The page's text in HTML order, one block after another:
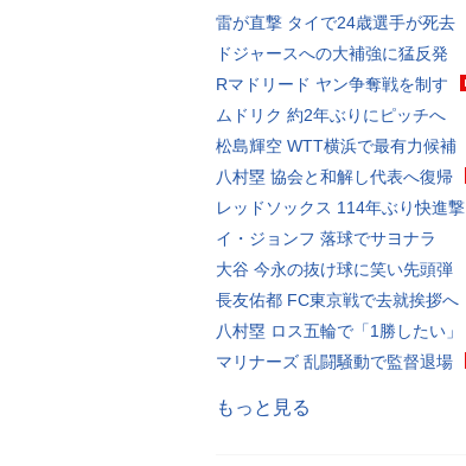
雷が直撃 タイで24歳選手が死去
ドジャースへの大補強に猛反発
Rマドリード ヤン争奪戦を制す
ムドリク 約2年ぶりにピッチへ
松島輝空 WTT横浜で最有力候補
八村塁 協会と和解し代表へ復帰
レッドソックス 114年ぶり快進撃
イ・ジョンフ 落球でサヨナラ
大谷 今永の抜け球に笑い先頭弾
長友佑都 FC東京戦で去就挨拶へ
八村塁 ロス五輪で「1勝したい」
マリナーズ 乱闘騒動で監督退場
もっと見る